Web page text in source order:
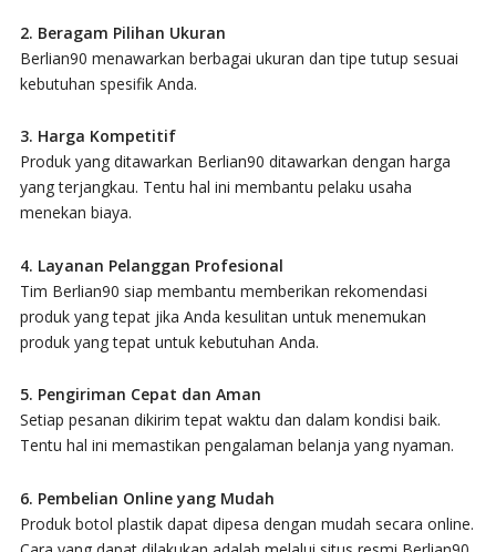
2. Beragam Pilihan Ukuran
Berlian90 menawarkan berbagai ukuran dan tipe tutup sesuai
kebutuhan spesifik Anda.
3. Harga Kompetitif
Produk yang ditawarkan Berlian90 ditawarkan dengan harga
yang terjangkau. Tentu hal ini membantu pelaku usaha
menekan biaya.
4. Layanan Pelanggan Profesional
Tim Berlian90 siap membantu memberikan rekomendasi
produk yang tepat jika Anda kesulitan untuk menemukan
produk yang tepat untuk kebutuhan Anda.
5. Pengiriman Cepat dan Aman
Setiap pesanan dikirim tepat waktu dan dalam kondisi baik.
Tentu hal ini memastikan pengalaman belanja yang nyaman.
6. Pembelian Online yang Mudah
Produk botol plastik dapat dipesa dengan mudah secara online.